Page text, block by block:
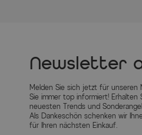
Newsletter
Melden Sie sich jetzt für unseren
Sie immer top informiert! Erhalten
neuesten Trends und
Als Dankeschön schenken wir
für Ihren nächsten Einkauf.